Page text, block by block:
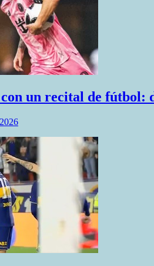
un recital de fútbol: